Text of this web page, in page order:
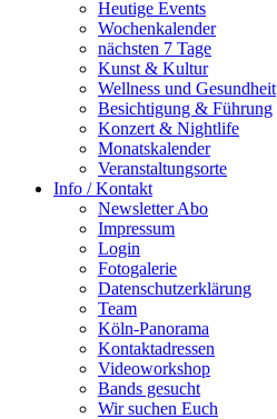
Heutige Events
Wochenkalender
nächsten 7 Tage
Kunst & Kultur
Wellness und Gesundheit
Besichtigung & Führung
Konzert & Nightlife
Monatskalender
Veranstaltungsorte
Info / Kontakt
Newsletter Abo
Impressum
Login
Fotogalerie
Datenschutzerklärung
Team
Köln-Panorama
Kontaktadressen
Videoworkshop
Bands gesucht
Wir suchen Euch